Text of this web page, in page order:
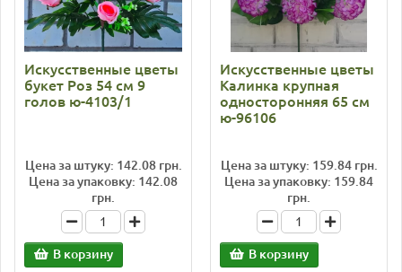
Искусственные цветы
букет Роз 54 см 9
голов ю-4103/1
Цена за штуку: 142.08 грн.
Цена за упаковку: 142.08
грн.
В корзину
Искусственные цветы
Калинка крупная
односторонняя 65 см
ю-96106
Цена за штуку: 159.84 грн.
Цена за упаковку: 159.84
грн.
В корзину